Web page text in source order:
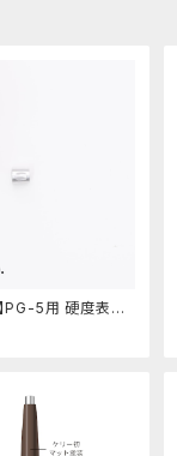
PG-5用 硬度表示
ミン/楕円)